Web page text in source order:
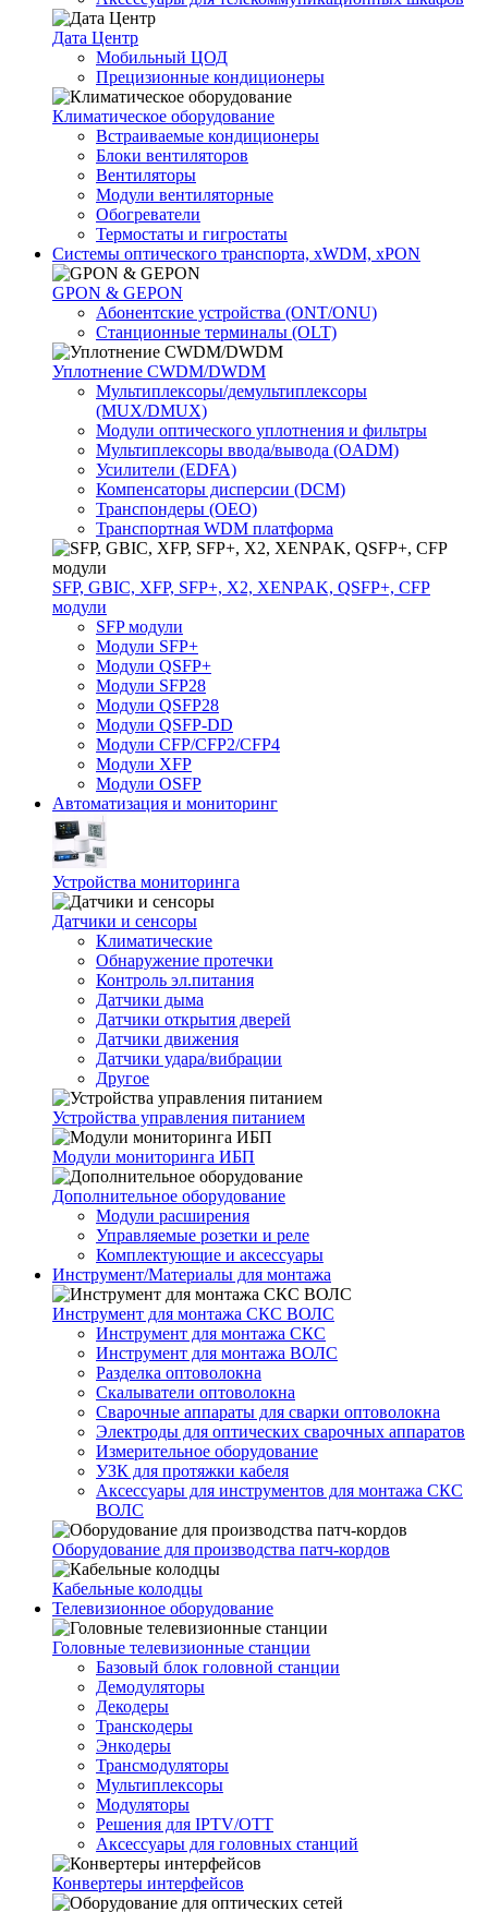
Дата Центр
Мобильный ЦОД
Прецизионные кондиционеры
Климатичeское оборудование
Встраиваемые кондиционеры
Блоки вентиляторов
Вентиляторы
Модули вентиляторные
Обогреватели
Термостаты и гигростаты
Системы оптического транспорта, xWDM, xPON
GPON & GEPON
Абонентские устройства (ONT/ONU)
Станционные терминалы (OLT)
Уплотнение CWDM/DWDM
Мультиплексоры/демультиплексоры
(MUX/DMUX)
Модули оптического уплотнения и фильтры
Мультиплексоры ввода/вывода (OADM)
Усилители (EDFA)
Компенсаторы дисперсии (DCM)
Транспондеры (OEO)
Транспортная WDM платформа
SFP, GBIC, XFP, SFP+, X2, XENPAK, QSFP+, CFP
модули
SFP модули
Модули SFP+
Модули QSFP+
Модули SFP28
Модули QSFP28
Модули QSFP-DD
Модули CFP/CFP2/CFP4
Модули XFP
Модули OSFP
Автоматизация и мониторинг
Устройства мониторинга
Датчики и сенсоры
Климатические
Обнаружение протечки
Контроль эл.питания
Датчики дыма
Датчики открытия дверей
Датчики движения
Датчики удара/вибрации
Другое
Устройства управления питанием
Модули мониторинга ИБП
Дополнительное оборудование
Модули расширения
Управляемые розетки и реле
Комплектующие и аксессуары
Инструмент/Материалы для монтажа
Инструмент для монтажа СКС ВОЛС
Инструмент для монтажа СКС
Инструмент для монтажа ВОЛС
Разделка оптоволокна
Скалыватели оптоволокна
Сварочные аппараты для сварки оптоволокна
Электроды для оптических сварочных аппаратов
Измерительное оборудование
УЗК для протяжки кабеля
Аксессуары для инструментов для монтажа СКС
ВОЛС
Оборудование для производства патч-кордов
Кабельные колодцы
Телевизионное оборудование
Головные телевизионные станции
Базовый блок головной станции
Демодуляторы
Декодеры
Транскодеры
Энкодеры
Трансмодуляторы
Мультиплексоры
Модуляторы
Решения для IPTV/OTT
Аксессуары для головных станций
Конвертеры интерфейсов